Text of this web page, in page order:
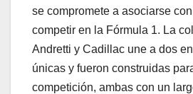
se compromete a asociarse
competir en la Fórmula 1. La
Andretti y Cadillac une a dos
únicas y fueron construidas
competición, ambas con un